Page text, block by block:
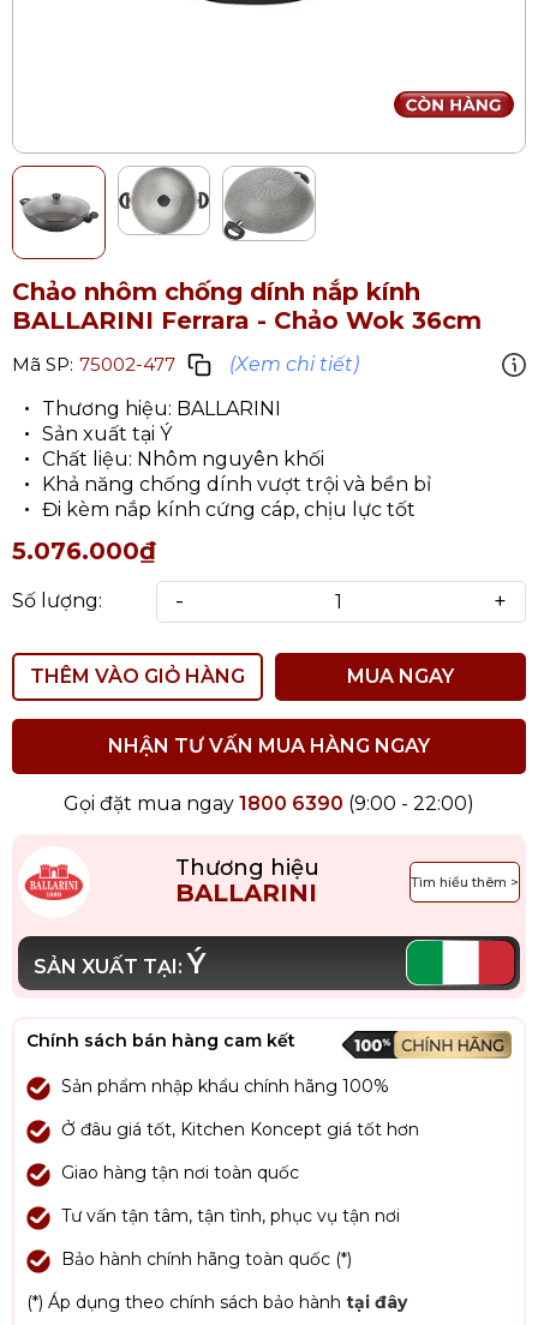
Chảo nhôm chống dính nắp kính
BALLARINI Ferrara - Chảo Wok 36cm
Mã SP: 75002-477
(Xem chi tiết)
Thương hiệu: BALLARINI
Sản xuất tại Ý
Chất liệu: Nhôm nguyên khối
Khả năng chống dính vượt trội và bền bỉ
Đi kèm nắp kính cứng cáp, chịu lực tốt
5.076.000₫
Số lượng: - +
THÊM VÀO GIỎ HÀNG MUA NGAY
NHẬN TƯ VẤN MUA HÀNG NGAY
Gọi đặt mua ngay 1800 6390 (9:00 - 22:00)
Thương hiệu
BALLARINI Tìm hiểu thêm >
SẢN XUẤT TẠI: Ý
Chính sách bán hàng cam kết
Sản phẩm nhập khẩu chính hãng 100%
Ở đâu giá tốt, Kitchen Koncept giá tốt hơn
Giao hàng tận nơi toàn quốc
Tư vấn tận tâm, tận tình, phục vụ tận nơi
Bảo hành chính hãng toàn quốc (*)
(*) Áp dụng theo chính sách bảo hành tại đây